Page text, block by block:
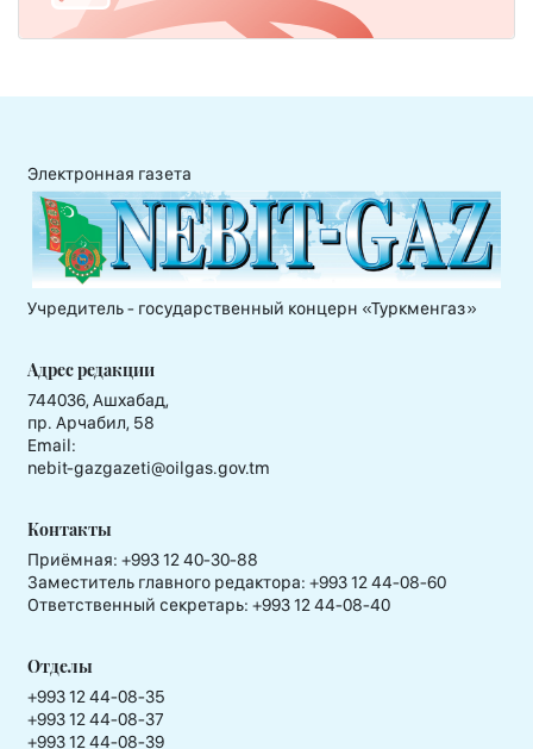
Электронная газета
Учредитель - государственный концерн «Туркменгаз»
Адрес редакции
744036, Ашхабад,
пр. Арчабил, 58
Email:
nebit-gazgazeti@oilgas.gov.tm
Контакты
Приёмная: +993 12 40-30-88
Заместитель главного редактора: +993 12 44-08-60
Ответственный секретарь: +993 12 44-08-40
Отделы
+993 12 44-08-35
+993 12 44-08-37
+993 12 44-08-39